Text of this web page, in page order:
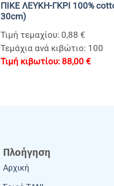
ΠΙΚΕ ΛΕΥΚΗ-ΓΚΡΙ 100%
30cm)
Τιμή τεμαχίου: 0,88 €
Τεμάχια ανά κιβώτιο: 100
88,00 €
Πλοήγηση
Αρχική